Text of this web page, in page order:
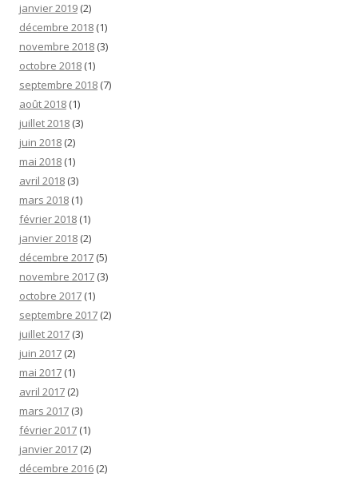
janvier 2019 (2)
décembre 2018 (1)
novembre 2018 (3)
octobre 2018 (1)
septembre 2018 (7)
août 2018 (1)
juillet 2018 (3)
juin 2018 (2)
mai 2018 (1)
avril 2018 (3)
mars 2018 (1)
février 2018 (1)
janvier 2018 (2)
décembre 2017 (5)
novembre 2017 (3)
octobre 2017 (1)
septembre 2017 (2)
juillet 2017 (3)
juin 2017 (2)
mai 2017 (1)
avril 2017 (2)
mars 2017 (3)
février 2017 (1)
janvier 2017 (2)
décembre 2016 (2)